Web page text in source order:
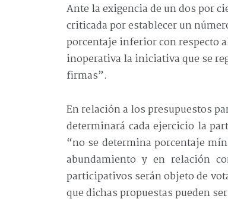
Ante la exigencia de un dos por
criticada por establecer un
porcentaje inferior con respecto
inoperativa la iniciativa que se
firmas”.
En relación a los presupuestos
determinará cada ejercicio la
“no se determina porcentaje
abundamiento y en relación
participativos serán objeto de
que dichas propuestas pueden